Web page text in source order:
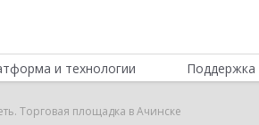
и технологии Поддержка
Торговая площадка в Ачинске